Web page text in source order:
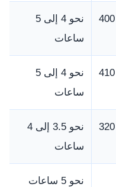
حوالي 380 إلى 400
نحو 4 إلى 5
ساعات
حوالي 390 إلى 410
نحو 4 إلى 5
ساعات
حوالي 290 إلى 320
نحو 3.5 إلى 4
ساعات
نحو 5 ساعات